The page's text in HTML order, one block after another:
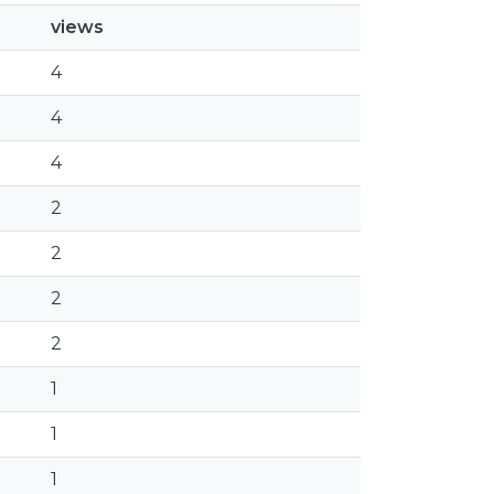
views
4
4
4
2
2
2
2
1
1
1